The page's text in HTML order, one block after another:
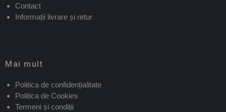
Contact
Informații livrare și retur
Mai mult
Politica de confidențialitate
Politica de Cookies
Termeni și condiții